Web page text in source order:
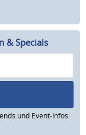
& Specials
und Event-Infos